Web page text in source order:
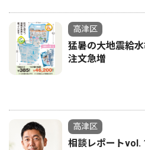
高津区
猛暑の大地震給
注文急増
高津区
相談レポート